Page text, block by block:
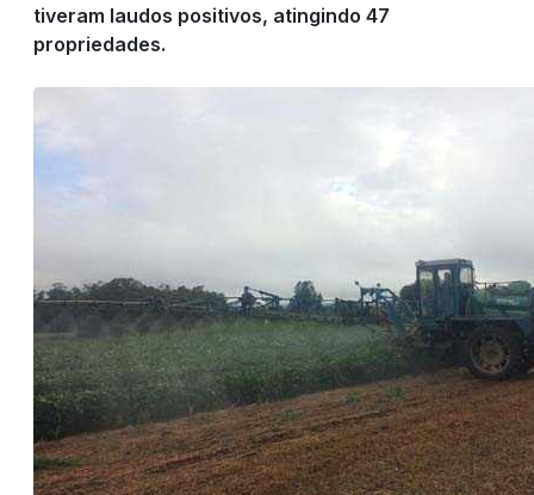
tiveram laudos positivos, atingindo 47
propriedades.